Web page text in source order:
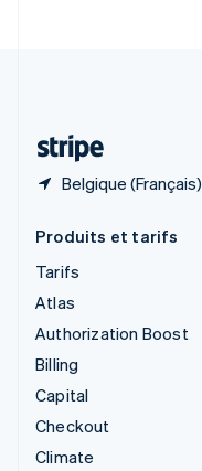
Belgique (Français)
Produits et tarifs
Tarifs
Atlas
Authorization Boost
Billing
Capital
Checkout
Climate